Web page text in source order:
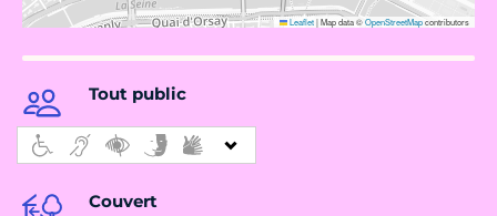
Leaflet|Map data ©OpenStreetMapcontributors
Tout public
Couvert